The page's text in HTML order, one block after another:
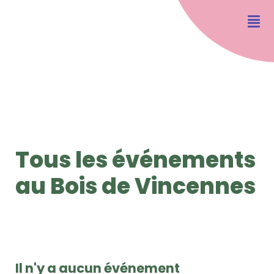
Tous les événements
au Bois de Vincennes
Il n'y a aucun événement